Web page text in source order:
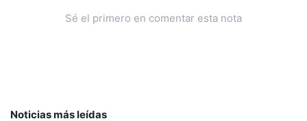
Sé el primero en comentar esta nota
Noticias más leídas